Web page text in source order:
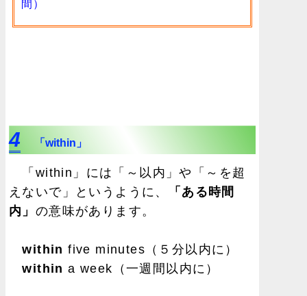
間）
4 「within」
「within」には「～以内」や「～を超
えないで」というように、
「ある時間
内」 の意味があります。
within five minutes（５分以内に）
within a week（一週間以内に）